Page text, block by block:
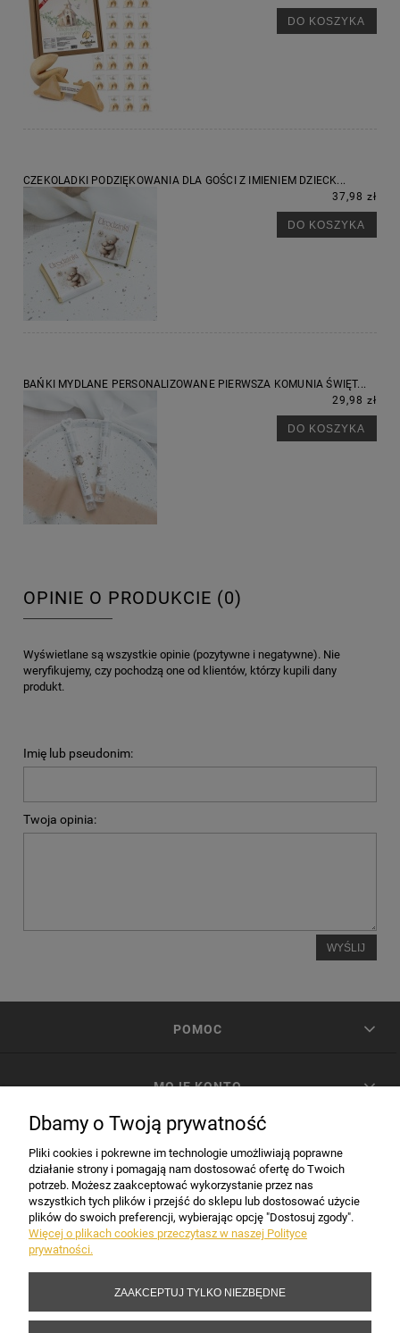
DO KOSZYKA
CZEKOLADKI PODZIĘKOWANIA DLA GOŚCI Z IMIENIEM DZIECK...
37,98 zł
DO KOSZYKA
BAŃKI MYDLANE PERSONALIZOWANE PIERWSZA KOMUNIA ŚWIĘT...
29,98 zł
DO KOSZYKA
OPINIE O PRODUKCIE (0)
Wyświetlane są wszystkie opinie (pozytywne i negatywne). Nie
weryfikujemy, czy pochodzą one od klientów, którzy kupili dany
produkt.
Imię lub pseudonim:
Twoja opinia:
WYŚLIJ
POMOC
MOJE KONTO
INFORMACJE
Copyright 2017-2026 Sakramento.pl
Dbamy o Twoją prywatność
Pliki cookies i pokrewne im technologie umożliwiają poprawne
działanie strony i pomagają nam dostosować ofertę do Twoich
potrzeb. Możesz zaakceptować wykorzystanie przez nas
wszystkich tych plików i przejść do sklepu lub dostosować użycie
plików do swoich preferencji, wybierając opcję "Dostosuj zgody".
Więcej o plikach cookies przeczytasz w naszej Polityce
prywatności.
ZAAKCEPTUJ TYLKO NIEZBĘDNE